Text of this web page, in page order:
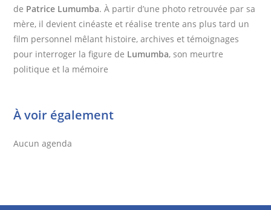
de Patrice Lumumba. À partir d’une photo retrouvée par sa
mère, il devient cinéaste et réalise trente ans plus tard un
film personnel mêlant histoire, archives et témoignages
pour interroger la figure de Lumumba, son meurtre
politique et la mémoire
À voir également
Aucun agenda